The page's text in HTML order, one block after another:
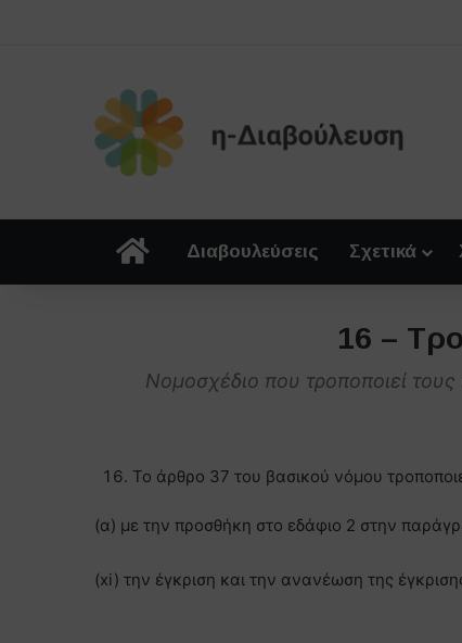
ΑρχικήΔιαβουλεύσεις Σχετικά
16 –
Νομοσχέδιο που τροποποιεί
Το άρθρο 37 του βασικού νόμου
(α) με την προσθήκη στο εδάφιο 2 στην
(xi) την έγκριση και την ανανέωση της